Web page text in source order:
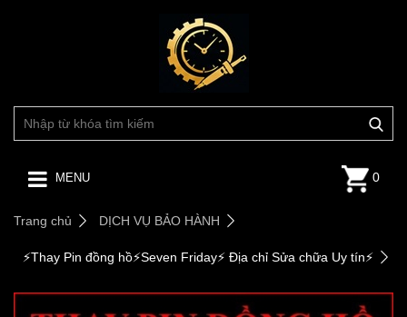
MENU 0
Trang chủ DỊCH VỤ BẢO HÀNH
⚡️Thay Pin đồng hồ⚡️Seven Friday⚡️ Địa chỉ Sửa chữa Uy tín⚡️